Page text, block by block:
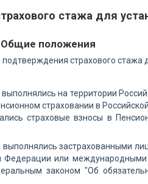
стажа для
Общие положения
страхового стажа
на территории
страховании в
страховые взносы в
застрахованными
Федерации или
законом "Об